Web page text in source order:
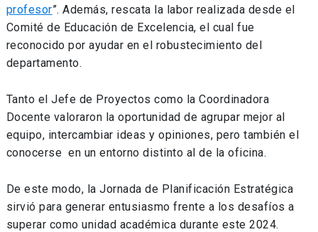
profesor”. Además, rescata la labor realizada desde el
Comité de Educación de Excelencia, el cual fue
reconocido por ayudar en el robustecimiento del
departamento.
Tanto el Jefe de Proyectos como la Coordinadora
Docente valoraron la oportunidad de agrupar mejor al
equipo, intercambiar ideas y opiniones, pero también el
conocerse en un entorno distinto al de la oficina.
De este modo, la Jornada de Planificación Estratégica
sirvió para generar entusiasmo frente a los desafíos a
superar como unidad académica durante este 2024.